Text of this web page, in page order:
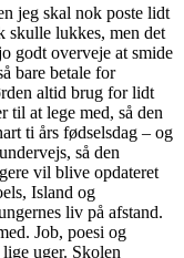
jeg skal nok poste lidt
skulle lukkes, men det
godt overveje at smide
bare betale for
altid brug for lidt
til at lege med, så den
ti års fødselsdag – og
så den
vil blive opdateret
Island og
liv på afstand.
Job, poesi og
uger. Skolen